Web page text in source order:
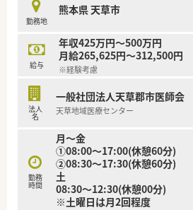
社負担）その他、オンラインでの研修
を経験できます。
■高年収の求人で、若くキャリアア
です。
勤務地
熊本県 天草市
給与
年収425万円～500万円
月給265,625円～312,500円
※経験考慮
法人
名
一般社団法人天草郡市医師会
天草地域医療センター
勤務
時間
月～金
①08:00～17:00(休憩60分)
②08:30～17:30(休憩60分)
土
08:30～12:30(休憩00分)
※土曜日は月2回程度